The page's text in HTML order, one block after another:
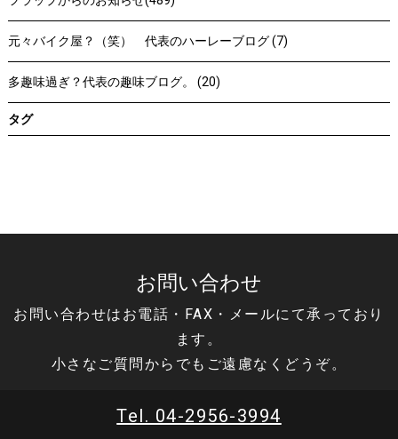
元々バイク屋？（笑） 代表のハーレーブログ (7)
多趣味過ぎ？代表の趣味ブログ。 (20)
タグ
お問い合わせ
お問い合わせはお電話・FAX・メールにて承っており
ます。
小さなご質問からでもご遠慮なくどうぞ。
Tel. 04-2956-3994